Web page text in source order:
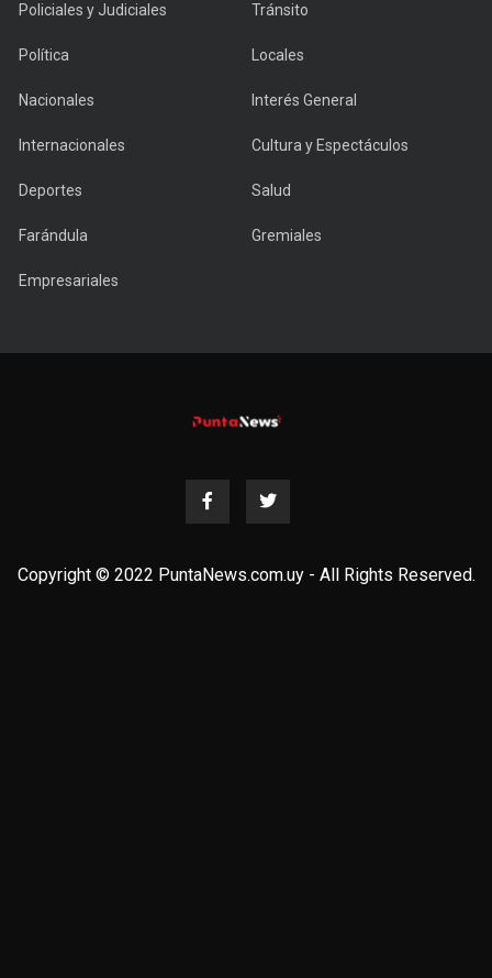
Policiales y Judiciales Tránsito
Política Locales
Nacionales Interés General
Internacionales Cultura y Espectáculos
Deportes Salud
Farándula Gremiales
Empresariales
Copyright © 2022 PuntaNews.com.uy - All Rights Reserved.